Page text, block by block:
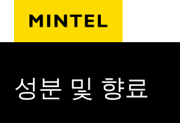
Skip to main content
성분 및 향료